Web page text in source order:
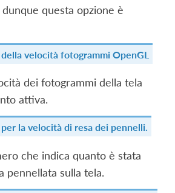
questa opzione è
velocità fotogrammi OpenGL
dei fotogrammi della tela
attiva.
la velocità di resa dei pennelli.
che indica quanto è stata
pennellata sulla tela.